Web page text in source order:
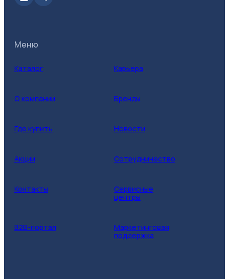
Меню
Каталог Карьера
О компании Бренды
Где купить Новости
Акции Сотрудничество
Контакты
Сервисные
центры
B2B-портал
Маркетинговая
поддержка